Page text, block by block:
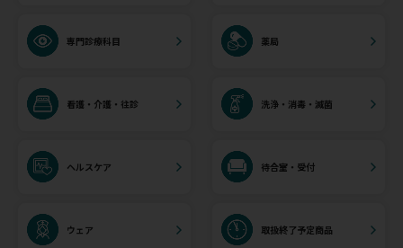
専門診療科目 薬局
看護・介護・往診 洗浄・消毒・滅菌
ヘルスケア 待合室・受付
ウェア 取扱終了予定商品